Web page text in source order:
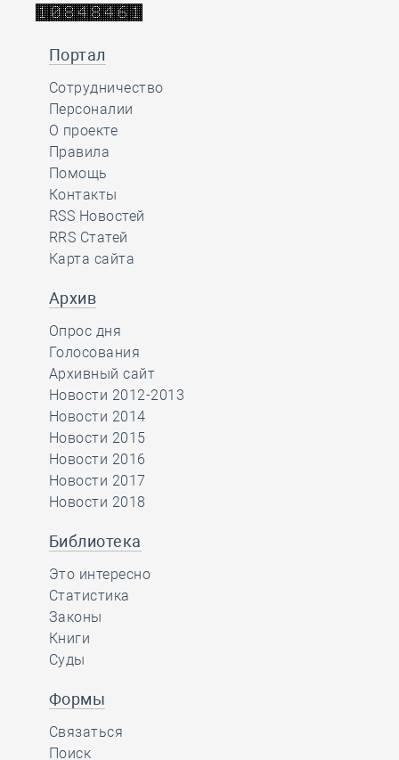
Портал
Сотрудничество
Персоналии
О проекте
Правила
Помощь
Контакты
RSS Новостей
RRS Статей
Карта сайта
Архив
Опрос дня
Голосования
Архивный сайт
Новости 2012-2013
Новости 2014
Новости 2015
Новости 2016
Новости 2017
Новости 2018
Библиотека
Это интересно
Статистика
Законы
Книги
Суды
Формы
Связаться
Поиск